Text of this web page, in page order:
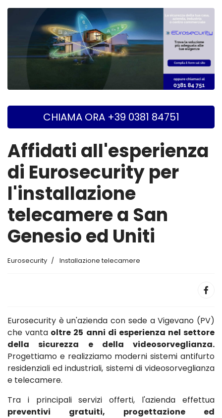
CHIAMA ORA +39 0381 84751
Affidati all'esperienza
di Eurosecurity per
l'installazione
telecamere a San
Genesio ed Uniti
Eurosecurity Installazione telecamere
Eurosecurity è un'azienda con sede a Vigevano (PV)
che vanta oltre 25 anni di esperienza nel settore
della sicurezza e della videosorveglianza.
Progettiamo e realizziamo moderni sistemi antifurto
residenziali ed industriali, sistemi di videosorveglianza
e telecamere.
Tra i principali servizi offerti, l'azienda effettua
preventivi gratuiti, progettazione ed